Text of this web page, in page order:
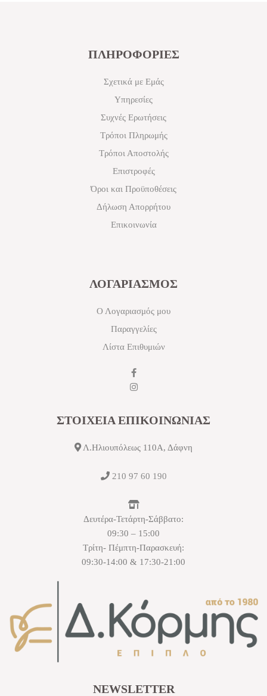
ΠΛΗΡΟΦΟΡΙΕΣ
Σχετικά με Εμάς
Υπηρεσίες
Συχνές Ερωτήσεις
Τρόποι Πληρωμής
Τρόποι Αποστολής
Επιστροφές
Όροι και Προϋποθέσεις
Δήλωση Απορρήτου
Επικοινωνία
ΛΟΓΑΡΙΑΣΜΟΣ
Ο Λογαριασμός μου
Παραγγελίες
Λίστα Επιθυμιών
ΣΤΟΙΧΕΙΑ ΕΠΙΚΟΙΝΩΝΙΑΣ
Λ.Ηλιουπόλεως 110Α, Δάφνη
210 97 60 190
Δευτέρα-Τετάρτη-Σάββατο:
09:30 – 15:00
Τρίτη- Πέμπτη-Παρασκευή:
09:30-14:00 & 17:30-21:00
NEWSLETTER